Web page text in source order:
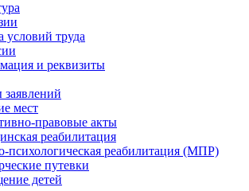
условий труда
и реквизиты
мест
правовые акты
реабилитация
психологическая реабилитация (МПР)
путевки
детей